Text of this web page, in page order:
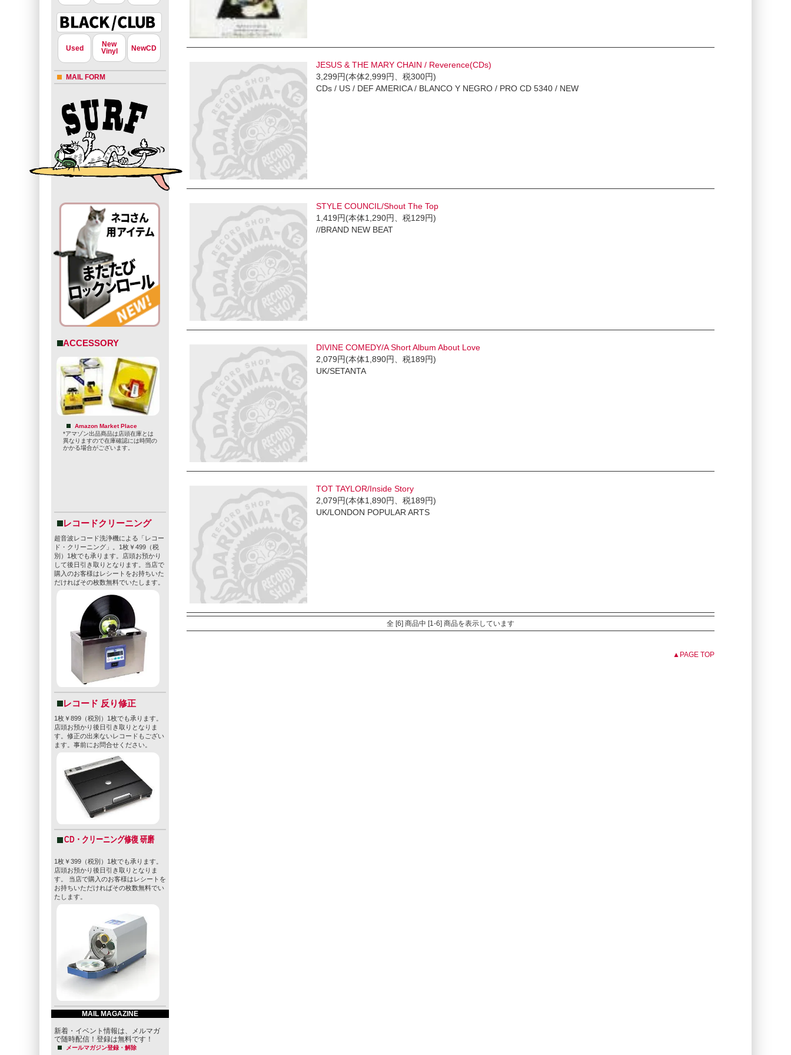
Used
New
Vinyl
NewCD
MAIL FORM
ACCESSORY
Amazon Market Place
*アマゾン出品商品は店頭在庫とは
異なりますので在庫確認には時間の
かかる場合がございます。
レコードクリーニング
超音波レコード洗浄機による「レコー
ド・クリーニング」。1枚￥499（税
別）1枚でも承ります。店頭お預かり
して後日引き取りとなります。当店で
購入のお客様はレシートをお持ちいた
だければその枚数無料でいたします。
レコード 反り修正
1枚￥899（税別）1枚でも承ります。
店頭お預かり後日引き取りとなりま
す。修正の出来ないレコードもござい
ます。事前にお問合せください。
CD・クリーニング修復 研磨
1枚￥399（税別）1枚でも承ります。
店頭お預かり後日引き取りとなりま
す。 当店で購入のお客様はレシートを
お持ちいただければその枚数無料でい
たします。
MAIL MAGAZINE
新着・イベント情報は、メルマガ
で随時配信！登録は無料です！
メールマガジン登録・解除
JESUS & THE MARY CHAIN / Reverence(CDs)
3,299円(本体2,999円、税300円)
CDs / US / DEF AMERICA / BLANCO Y NEGRO / PRO CD 5340 / NEW
STYLE COUNCIL/Shout The Top
1,419円(本体1,290円、税129円)
//BRAND NEW BEAT
DIVINE COMEDY/A Short Album About Love
2,079円(本体1,890円、税189円)
UK/SETANTA
TOT TAYLOR/Inside Story
2,079円(本体1,890円、税189円)
UK/LONDON POPULAR ARTS
全 [6] 商品中 [1-6] 商品を表示しています
▲PAGE TOP